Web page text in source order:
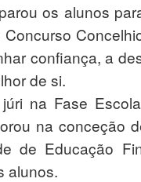
SUPERIOR
DE
COMUNICAÇÃO
E
MULTIMÉDIA
CÓD.BEP:
OE202606/0086
os alunos
confiança, a
de si.
na Fase
na conceção
de Educação
alunos.